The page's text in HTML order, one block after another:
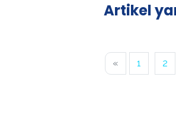
Artikel
«Previous
1 2